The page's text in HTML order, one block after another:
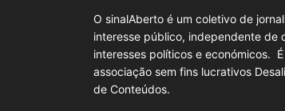
O sinalAberto é um coletivo de
interesse público, independente de
interesses políticos e económicos.
associação sem fins lucrativos
de Conteúdos.